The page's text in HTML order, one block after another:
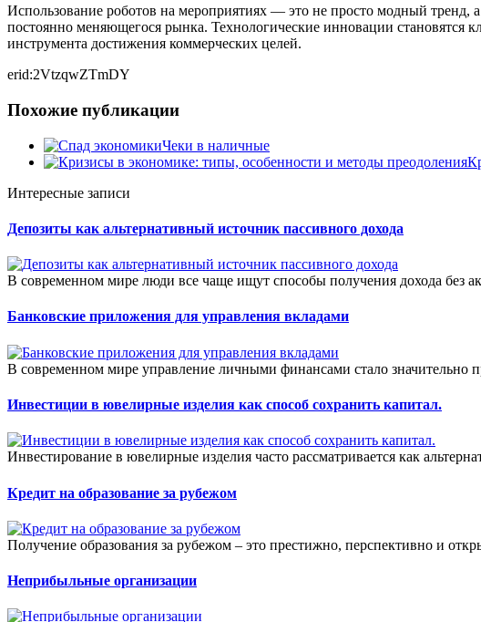
Использование роботов на мероприятиях — это не просто модный тренд,
постоянно меняющегося рынка. Технологические инновации
инструмента достижения коммерческих целей.
erid:2VtzqwZTmDY
Похожие публикации
Чеки в наличные
Интересные записи
Депозиты как альтернативный источник пассивного дохода
В современном мире люди все чаще ищут способы получения дохода без
Банковские приложения для управления вкладами
В современном мире управление личными финансами стало значительно
Инвестиции в ювелирные изделия как способ сохранить капитал.
Инвестирование в ювелирные изделия часто рассматривается как
Кредит на образование за рубежом
Получение образования за рубежом – это престижно, перспективно и
Неприбыльные организации